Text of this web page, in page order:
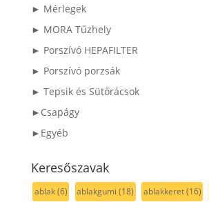
► Mérlegek
► MORA Tűzhely
► Porszívó HEPAFILTER
► Porszívó porzsák
► Tepsik és Sütőrácsok
►Csapágy
►Egyéb
Keresőszavak
ablak(6) ablakgumi (18) ablakkeret(16)